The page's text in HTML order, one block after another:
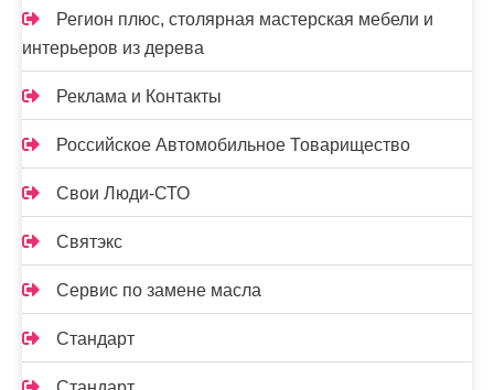
Регион плюс, столярная мастерская мебели и
интерьеров из дерева
Реклама и Контакты
Российское Автомобильное Товарищество
Свои Люди-СТО
Святэкс
Сервис по замене масла
Стандарт